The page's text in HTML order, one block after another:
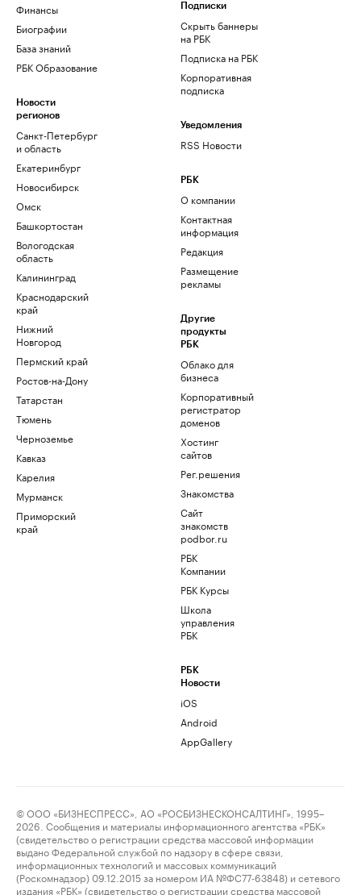
Финансы
Биографии
База знаний
РБК Образование
Новости
регионов
Санкт-Петербург
и область
Екатеринбург
Новосибирск
Омск
Башкортостан
Вологодская
область
Калининград
Краснодарский
край
Нижний
Новгород
Пермский край
Ростов-на-Дону
Татарстан
Тюмень
Черноземье
Кавказ
Карелия
Мурманск
Приморский
край
Подписки
Скрыть баннеры
на РБК
Подписка на РБК
Корпоративная
подписка
Уведомления
RSS Новости
РБК
О компании
Контактная
информация
Редакция
Размещение
рекламы
Другие
продукты
РБК
Облако для
бизнеса
Корпоративный
регистратор
доменов
Хостинг
сайтов
Рег.решения
Знакомства
Сайт
знакомств
podbor.ru
РБК
Компании
РБК Курсы
Школа
управления
РБК
РБК
Новости
iOS
Android
AppGallery
© ООО «БИЗНЕСПРЕСС», АО «РОСБИЗНЕСКОНСАЛТИНГ», 1995–
2026. Сообщения и материалы информационного агентства «РБК»
(свидетельство о регистрации средства массовой информации
выдано Федеральной службой по надзору в сфере связи,
информационных технологий и массовых коммуникаций
(Роскомнадзор) 09.12.2015 за номером ИА №ФС77-63848) и сетевого
издания «РБК» (свидетельство о регистрации средства массовой